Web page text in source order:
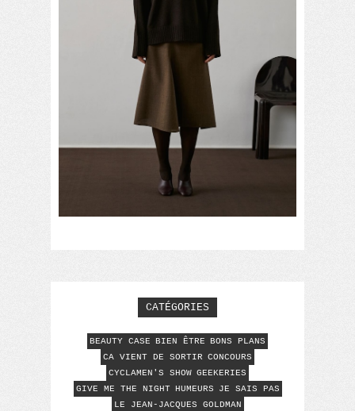
CATÉGORIES
BEAUTY CASE BIEN ÊTRE BONS PLANS
CA VIENT DE SORTIR CONCOURS
CYCLAMEN'S SHOW GEEKERIES
GIVE ME THE NIGHT HUMEURS
JE SAIS PAS
LE JEAN-JACQUES GOLDMAN